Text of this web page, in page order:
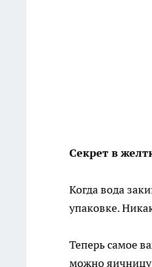
Секрет в
Когда вода
упаковке.
Теперь самое
можно